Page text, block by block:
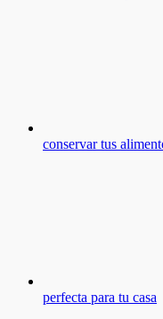
conservar tus
perfecta para tu casa